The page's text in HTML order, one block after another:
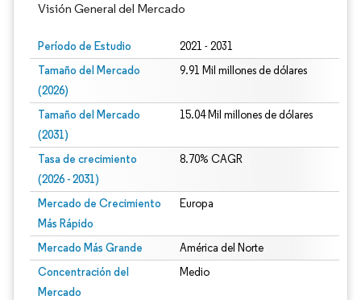
Visión General del Mercado
Período de Estudio 2021 - 2031
Tamaño del Mercado
(2026)
9.91 Mil millones de dólares
Tamaño del Mercado
(2031)
15.04 Mil millones de dólares
Tasa de crecimiento
(2026 - 2031)
8.70% CAGR
Mercado de Crecimiento
Más Rápido
Europa
Mercado Más Grande América del Norte
Concentración del
Mercado
Medio